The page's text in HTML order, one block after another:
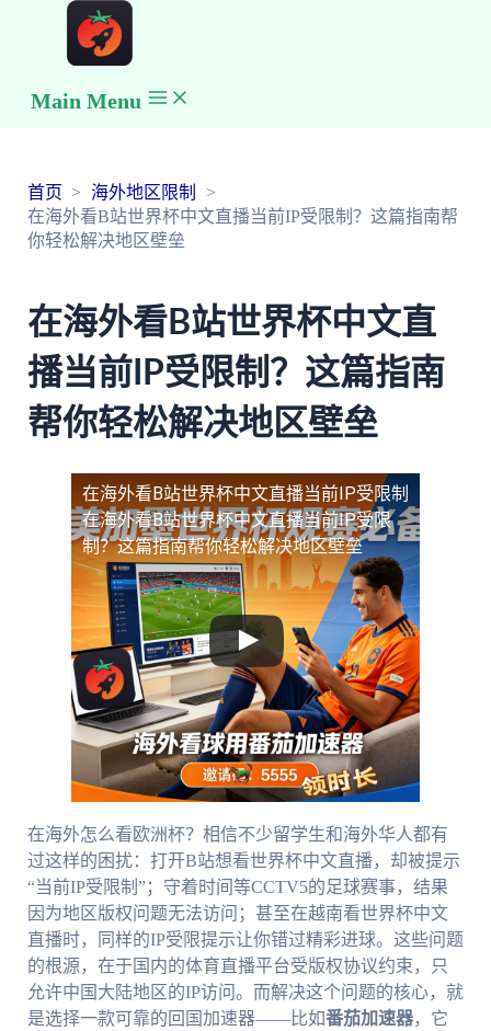
Main Menu
首页
海外地区限制
在海外看B站世界杯中文直播当前IP受限制？这篇指南帮
你轻松解决地区壁垒
在海外看B站世界杯中文直
播当前IP受限制？这篇指南
帮你轻松解决地区壁垒
在海外看B站世界杯中文直播当前IP受限制
在海外看B站世界杯中文直播当前IP受限
制？这篇指南帮你轻松解决地区壁垒
在海外怎么看欧洲杯？相信不少留学生和海外华人都有
过这样的困扰：打开B站想看世界杯中文直播，却被提示
“当前IP受限制”；守着时间等CCTV5的足球赛事，结果
因为地区版权问题无法访问；甚至在越南看世界杯中文
直播时，同样的IP受限提示让你错过精彩进球。这些问题
的根源，在于国内的体育直播平台受版权协议约束，只
允许中国大陆地区的IP访问。而解决这个问题的核心，就
是选择一款可靠的回国加速器——比如番茄加速器，它